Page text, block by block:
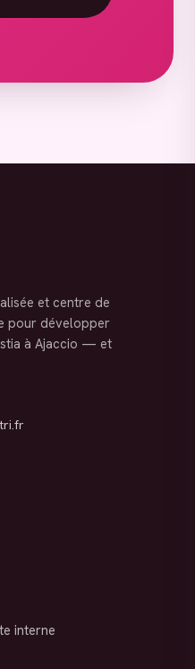
et centre de
pour développer
à Ajaccio — et
interne